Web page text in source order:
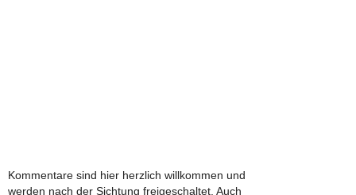
Kommentare sind hier herzlich willkommen und
werden nach der Sichtung freigeschaltet. Auch